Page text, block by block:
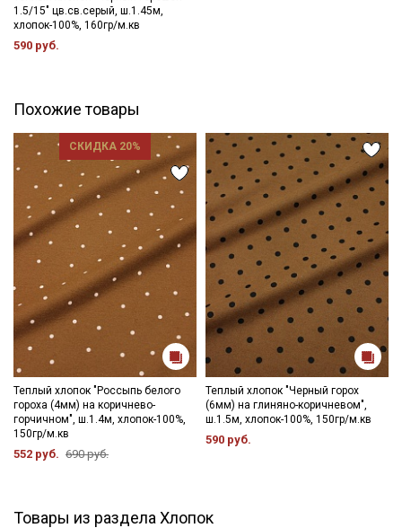
- глажка только с изнаночной стороны, подложив махровое
полотенце, чтобы не примять ворс.
Цветопередача может отличаться от оригинального цвета
1.5/15" цв.св.серый, ш.1.45м,
хлопок-100%, 160гр/м.кв
590 руб.
Похожие товары
СКИДКА 20%
Теплый хлопок "Россыпь белого
гороха (4мм) на коричнево-
горчичном", ш.1.4м, хлопок-100%,
150гр/м.кв
552 руб. 690 руб.
Теплый хлопок "Черный горох
(6мм) на глиняно-коричневом",
ш.1.5м, хлопок-100%, 150гр/м.кв
590 руб.
Товары из раздела Хлопок